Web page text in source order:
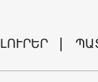
ԼՈՒՐԵՐ